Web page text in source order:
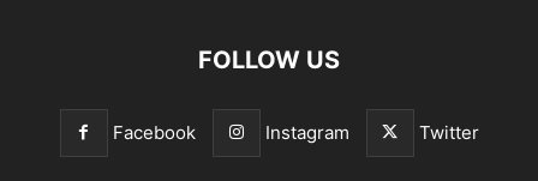
FOLLOW US
Facebook Instagram Twitter